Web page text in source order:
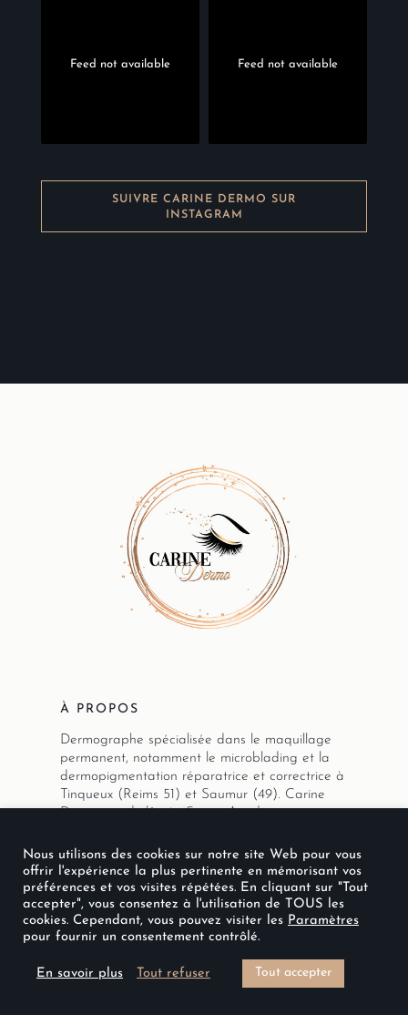
Feed not available Feed not available
SUIVRE CARINE DERMO SUR
INSTAGRAM
À PROPOS
Dermographe spécialisée dans le maquillage
permanent, notamment le microblading et la
dermopigmentation réparatrice et correctrice à
Tinqueux (Reims 51) et Saumur (49). Carine
Dermo est diplômée Sviato Academy et
PRESTATIONS
Microblading / microshading
Nous utilisons des cookies sur notre site Web pour vous
offrir l'expérience la plus pertinente en mémorisant vos
préférences et vos visites répétées. En cliquant sur "Tout
accepter", vous consentez à l'utilisation de TOUS les
cookies. Cependant, vous pouvez visiter les Paramètres
pour fournir un consentement contrôlé.
En savoir plus Tout refuser Tout accepter